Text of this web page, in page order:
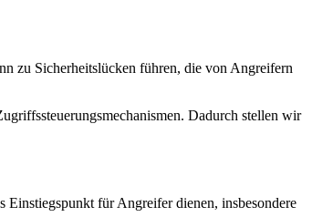
zu Sicherheitslücken führen, die von Angreifern
Dadurch stellen wir
Einstiegspunkt für Angreifer dienen, insbesondere